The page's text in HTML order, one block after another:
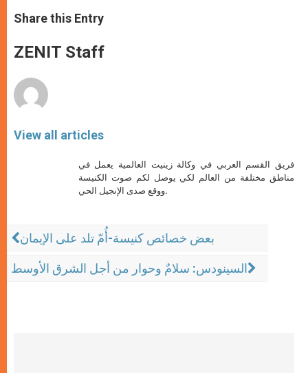
t
s
p
p
s
e
g
e
e
b
o
k
Share this Entry
ZENIT Staff
View all articles
فريق القسم العربي في وكالة زينيت العالمية يعمل في
مناطق مختلفة من العالم لكي يوصل لكم صوت الكنيسة
ووقع صدى الإنجيل الحي.
بعض خصائص كنيسة-أُمّ تلد على الإيمان
السينودس: سلامٌ وحوار من أجل الشرق الأوسط